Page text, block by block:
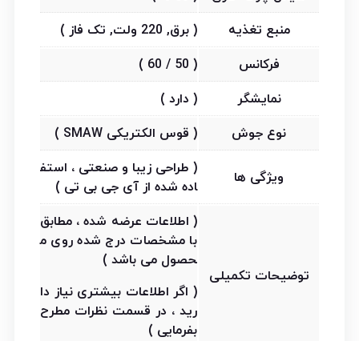
منبع تغذیه
( برق, 220 ولت, تک فاز )
فرکانس
( 50 / 60 )
نمایشگر
( دارد )
نوع جوش
( قوس الکتریکی SMAW )
ویژگی ها
( طراحی زیبا و صنعتی ، استف
اده شده از آی جی بی تی )
توضیحات تکمیلی
( اطلاعات عرضه شده ، مطابق
با مشخصات درج شده روی م
حصول می باشد )
( اگر اطلاعات بیشتری نیاز دا
رید ، در قسمت نظرات مطرح
بفرمایی )